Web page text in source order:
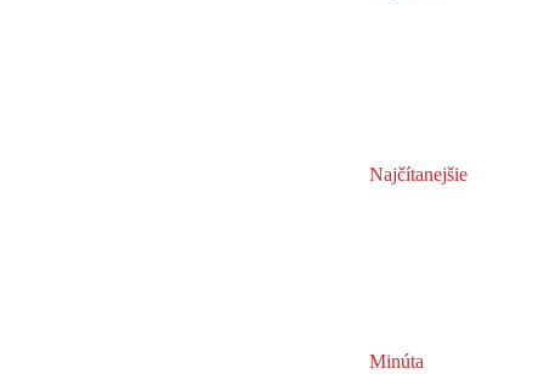
Najčítanejšie
Minúta